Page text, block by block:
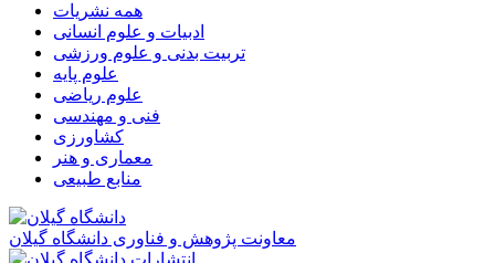
همه نشریات
ادبیات و علوم انسانی
تربیت بدنی و علوم ورزشی
علوم پایه
علوم ریاضی
فنی و مهندسی
کشاورزی
معماری و هنر
منابع طبیعی
معاونت پژوهش و فناوری دانشگاه گیلان